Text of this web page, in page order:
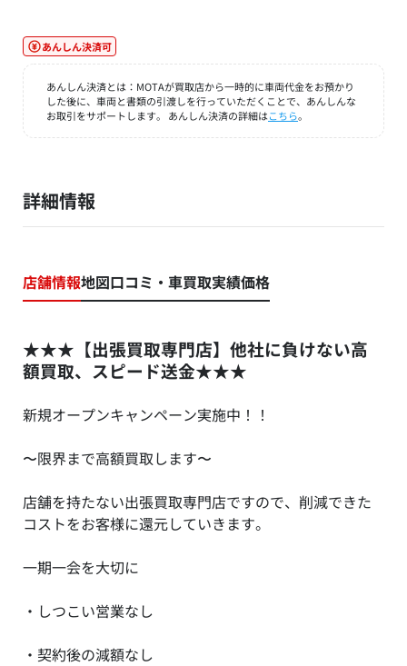
あんしん決済可
あんしん決済とは：MOTAが買取店から一時的に車両代金をお預かり
した後に、車両と書類の引渡しを行っていただくことで、あんしんな
お取引をサポートします。 あんしん決済の詳細はこちら。
詳細情報
店舗情報地図口コミ・車買取実績価格
★★★【出張買取専門店】他社に負けない高
額買取、スピード送金★★★
新規オープンキャンペーン実施中！！
〜限界まで高額買取します〜
店舗を持たない出張買取専門店ですので、削減できた
コストをお客様に還元していきます。
一期一会を大切に
・しつこい営業なし
・契約後の減額なし